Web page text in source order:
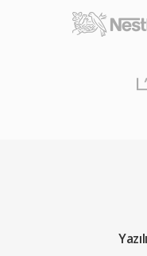
ilişkilerinin farklı
birliği yaparken
çalışma ile
kalır. Dosya
taşınabilir
benimsemesini
yeni kodekler